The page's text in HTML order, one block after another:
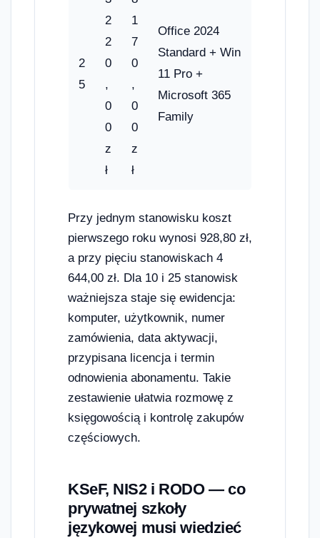
2
5
2
2
0
,
0
0
z
ł
1
7
0
,
0
0
z
ł
Office 2024
Standard + Win
11 Pro +
Microsoft 365
Family
Przy jednym stanowisku koszt
pierwszego roku wynosi 928,80 zł,
a przy pięciu stanowiskach 4
644,00 zł. Dla 10 i 25 stanowisk
ważniejsza staje się ewidencja:
komputer, użytkownik, numer
zamówienia, data aktywacji,
przypisana licencja i termin
odnowienia abonamentu. Takie
zestawienie ułatwia rozmowę z
księgowością i kontrolę zakupów
częściowych.
KSeF, NIS2 i RODO — co
prywatnej szkoły
językowej musi wiedzieć